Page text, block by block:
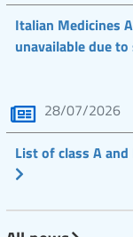
Italian Medicines
unavailable due
28/07/2026
List of class A